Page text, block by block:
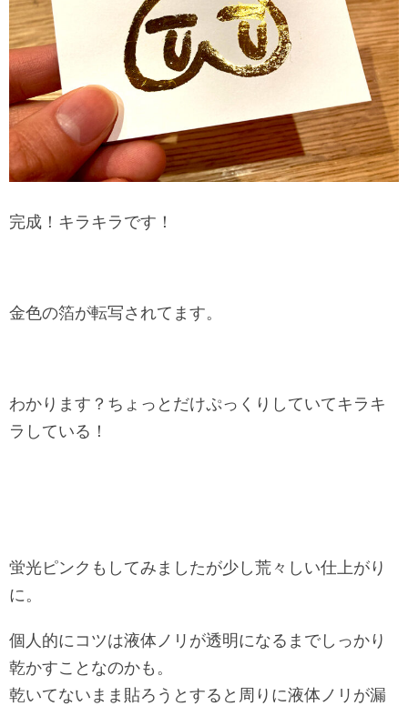
完成！ キラキラです！
金色の箔が転写されてます。
わかります？ちょっとだけぷっくりしていてキラキ
ラしている！
蛍光ピンクもしてみましたが少し荒々しい仕上がり
に。
個人的にコツは液体ノリが透明になるまでしっかり
乾かすことなのかも。
乾いてないまま貼ろうとすると周りに液体ノリが漏